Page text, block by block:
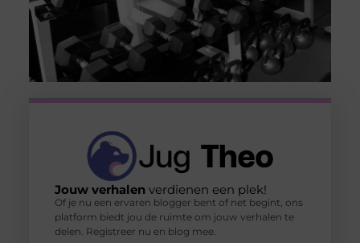
Jouw verhalenverdienen een plek!
Of je nu een ervaren blogger bent of net begint, ons
platform biedt jou de ruimte om jouw verhalen te
delen. Registreer nu en blog mee.